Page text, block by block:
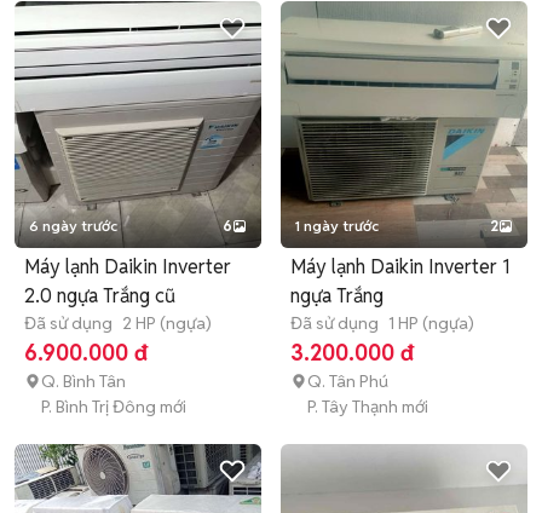
6 ngày trước 6
Máy lạnh Daikin Inverter
2.0 ngựa Trắng cũ
Đã sử dụng 2 HP (ngựa)
6.900.000 đ
Q. Bình Tân
P. Bình Trị Đông mới
1 ngày trước 2
Máy lạnh Daikin Inverter 1
ngựa Trắng
Đã sử dụng 1 HP (ngựa)
3.200.000 đ
Q. Tân Phú
P. Tây Thạnh mới